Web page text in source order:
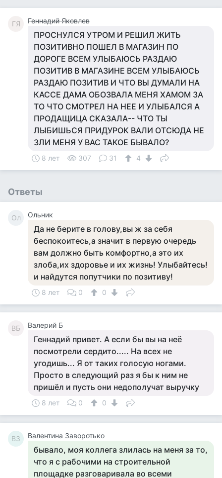
ГЯ Геннадий Яковлев
ПРОСНУЛСЯ УТРОМ И РЕШИЛ ЖИТЬ
ПОЗИТИВНО ПОШЕЛ В МАГАЗИН ПО
ДОРОГЕ ВСЕМ УЛЫБАЮСЬ РАЗДАЮ
ПОЗИТИВ В МАГАЗИНЕ ВСЕМ УЛЫБАЮСЬ
РАЗДАЮ ПОЗИТИВ И ЧТО ВЫ ДУМАЛИ НА
КАССЕ ДАМА ОБОЗВАЛА МЕНЯ ХАМОМ ЗА
ТО ЧТО СМОТРЕЛ НА НЕЕ И УЛЫБАЛСЯ А
ПРОДАЩИЦА СКАЗАЛА-- ЧТО ТЫ
ЛЫБИШЬСЯ ПРИДУРОК ВАЛИ ОТСЮДА НЕ
ЗЛИ МЕНЯ У ВАС ТАКОЕ БЫВАЛО?
8 лет 307 31 4
Ответы
Ол Ольник
Да не берите в голову,вы ж за себя
беспокоитесь,а значит в первую очередь
вам должно быть комфортно,а это их
злоба,их здоровье и их жизнь! Улыбайтесь!
и найдутся попутчики по позитиву!
8 лет 0 0
ВБ Валерий Б
Геннадий привет. А если бы вы на неё
посмотрели сердито..... На всех не
угодишь... Я от таких голосую ногами.
Просто в следующий раз я бы к ним не
пришёл и пусть они недополучат выручку
8 лет 0 0
ВЗ Валентина Заворотько
бывало, моя коллега злилась на меня за то,
что я с рабочими на строительной
площадке разговаривала во всеми